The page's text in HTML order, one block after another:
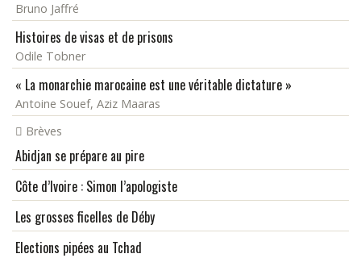
Bruno Jaffré
Histoires de visas et de prisons
Odile Tobner
« La monarchie marocaine est une véritable dictature »
Antoine Souef, Aziz Maaras
Brèves
Abidjan se prépare au pire
Côte d’Ivoire : Simon l’apologiste
Les grosses ficelles de Déby
Elections pipées au Tchad